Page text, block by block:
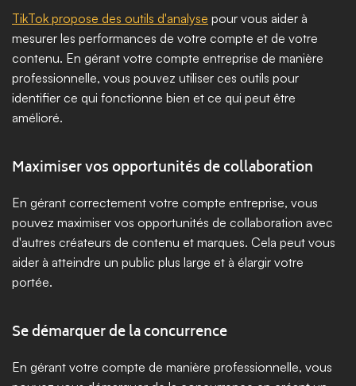
TikTok propose des outils d'analyse pour vous aider à
mesurer les performances de votre compte et de votre
contenu. En gérant votre compte entreprise de manière
professionnelle, vous pouvez utiliser ces outils pour
identifier ce qui fonctionne bien et ce qui peut être
amélioré.
Maximiser vos opportunités de collaboration
En gérant correctement votre compte entreprise, vous
pouvez maximiser vos opportunités de collaboration avec
d'autres créateurs de contenu et marques. Cela peut vous
aider à atteindre un public plus large et à élargir votre
portée.
Se démarquer de la concurrence
En gérant votre compte de manière professionnelle, vous